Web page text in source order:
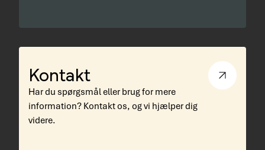
Kontakt
Har du spørgsmål eller brug for mere
information? Kontakt os, og vi hjælper dig
videre.